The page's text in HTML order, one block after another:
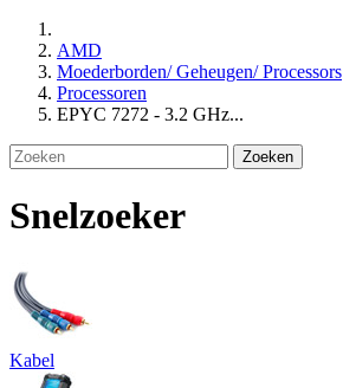
AMD
Moederborden/ Geheugen/ Processors
Processoren
EPYC 7272 - 3.2 GHz...
Zoeken
Snelzoeker
Kabel